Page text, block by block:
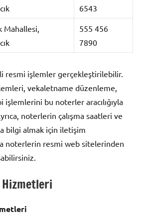
6543
Mahallesi,
555 456
7890
resmi işlemler gerçekleştirilebilir.
vekaletname düzenleme,
işlemlerini bu noterler aracılığıyla
noterlerin çalışma saatleri ve
bilgi almak için iletişim
noterlerin resmi web sitelerinden